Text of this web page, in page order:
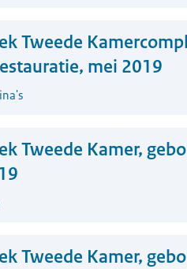
Tweede
mei 2019
Tweede Kamer,
Tweede Kamer,